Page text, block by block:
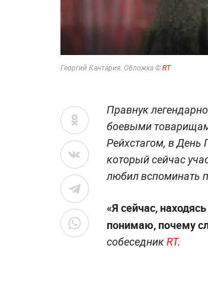
Георгий Кантария. Обложка © RT
Правнук
боевыми
Рейхстагом, в День
который сейчас
любил вспоминать
«Я сейчас,
понимаю, почему
собеседникRT.